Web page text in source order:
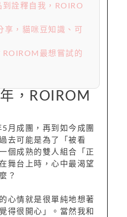
詮釋自我，ROIRO
，貓咪豆知識、可
ROIROM最想嘗試的
，ROIROM
月成團，再到如今成團
去可能是為了「被看
個成熟的雙人組合「正
舞台上時，心中最渴望
？
心情就是很單純地想著
得很開心」。當然我和